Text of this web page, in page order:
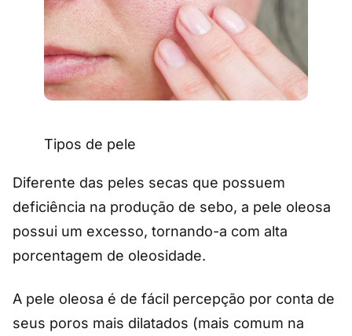
Tipos de pele
Diferente das peles secas que possuem
deficiência na produção de sebo, a pele oleosa
possui um excesso, tornando-a com alta
porcentagem de oleosidade.
A pele oleosa é de fácil percepção por conta de
seus poros mais dilatados (mais comum na